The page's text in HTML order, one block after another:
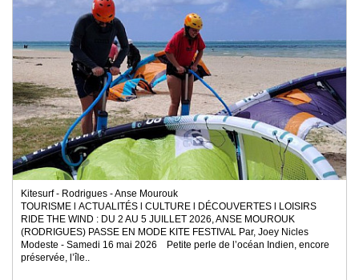
Kitesurf - Rodrigues - Anse Mourouk
TOURISME l ACTUALITÉS l CULTURE l DÉCOUVERTES l LOISIRS
RIDE THE WIND : DU 2 AU 5 JUILLET 2026, ANSE MOUROUK
(RODRIGUES) PASSE EN MODE KITE FESTIVAL Par, Joey Nicles
Modeste - Samedi 16 mai 2026 Petite perle de l’océan Indien, encore
préservée, l’île..